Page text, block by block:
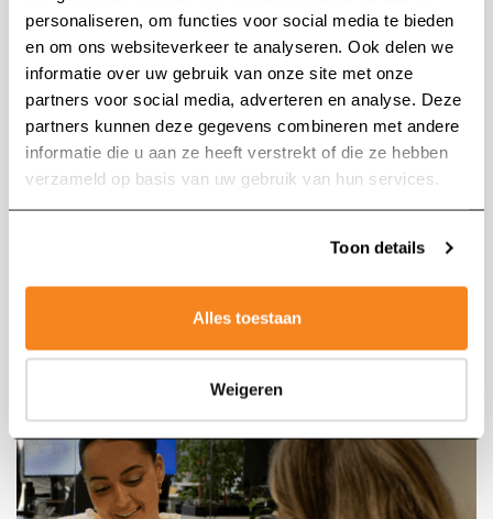
personaliseren, om functies voor social media te bieden
en om ons websiteverkeer te analyseren. Ook delen we
informatie over uw gebruik van onze site met onze
partners voor social media, adverteren en analyse. Deze
partners kunnen deze gegevens combineren met andere
informatie die u aan ze heeft verstrekt of die ze hebben
verzameld op basis van uw gebruik van hun services.
Toon details
Alles toestaan
Weigeren
Zoeken naar:
vaak naar voren tijdens persoonlijke gesprekken.
Daarom hechten we veel waarde aan onze
sollicitatiegesprekken, of ze nu telefonisch zijn, via
video of face-to-face.
Als eenmaal de juiste kandidaat is gekozen blijven